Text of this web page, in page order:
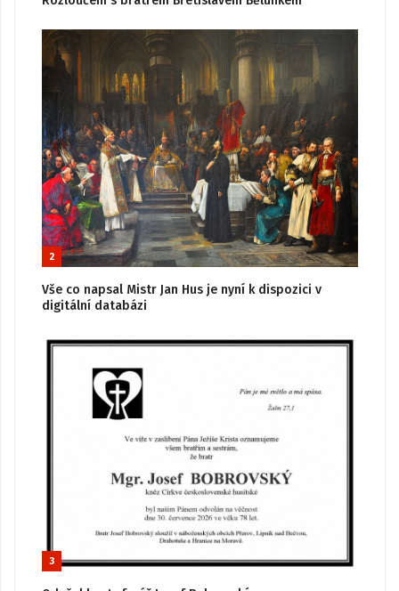
2
Vše co napsal Mistr Jan Hus je nyní k dispozici v
digitální databázi
3